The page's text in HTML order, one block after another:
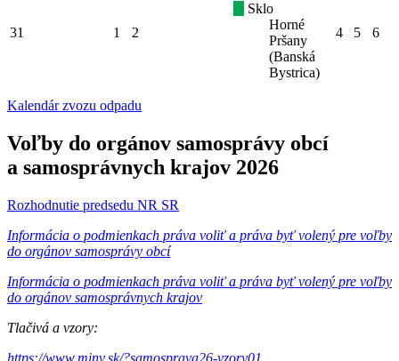
31 1 2
Sklo
Horné
Pršany
(Banská
Bystrica)
4 5 6
Kalendár zvozu odpadu
Voľby do orgánov samosprávy obcí
a samosprávnych krajov 2026
Rozhodnutie predsedu NR SR
Informácia o podmienkach práva voliť a práva byť volený pre voľby
do orgánov samosprávy obcí
Informácia o podmienkach práva voliť a práva byť volený pre voľby
do orgánov samosprávnych krajov
Tlačivá a vzory:
https://www.minv.sk/?samosprava26-vzory01